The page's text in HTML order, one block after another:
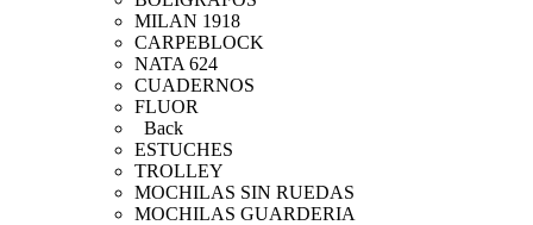
MILAN 1918
CARPEBLOCK
NATA 624
CUADERNOS
FLUOR
Back
ESTUCHES
TROLLEY
MOCHILAS SIN RUEDAS
MOCHILAS GUARDERIA